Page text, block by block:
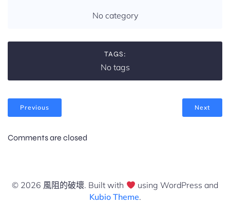
No category
TAGS:
No tags
Previous Next
Comments are closed
© 2026 風阻的破壞. Built with
using WordPress and
Kubio Theme.